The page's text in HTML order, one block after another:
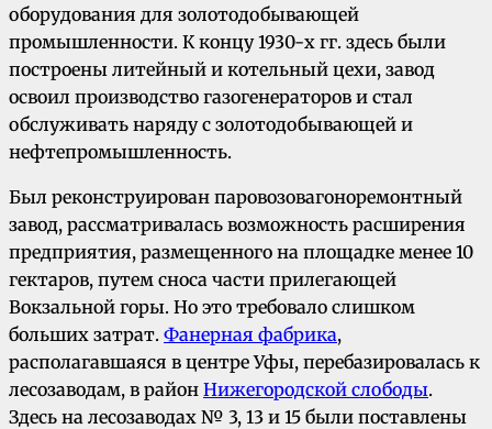
оборудования для золотодобывающей
промышленности. К концу 1930-х гг. здесь были
построены литейный и котельный цехи, завод
освоил производство газогенераторов и стал
обслуживать наряду с золотодобывающей и
нефтепромышленность.
Был реконструирован паровозовагоноремонтный
завод, рассматривалась возможность расширения
предприятия, размещенного на площадке менее 10
гектаров, путем сноса части прилегающей
Вокзальной горы. Но это требовало слишком
больших затрат. Фанерная фабрика,
располагавшаяся в центре Уфы, перебазировалась к
лесозаводам, в район Нижегородской слободы.
Здесь на лесозаводах № 3, 13 и 15 были поставлены